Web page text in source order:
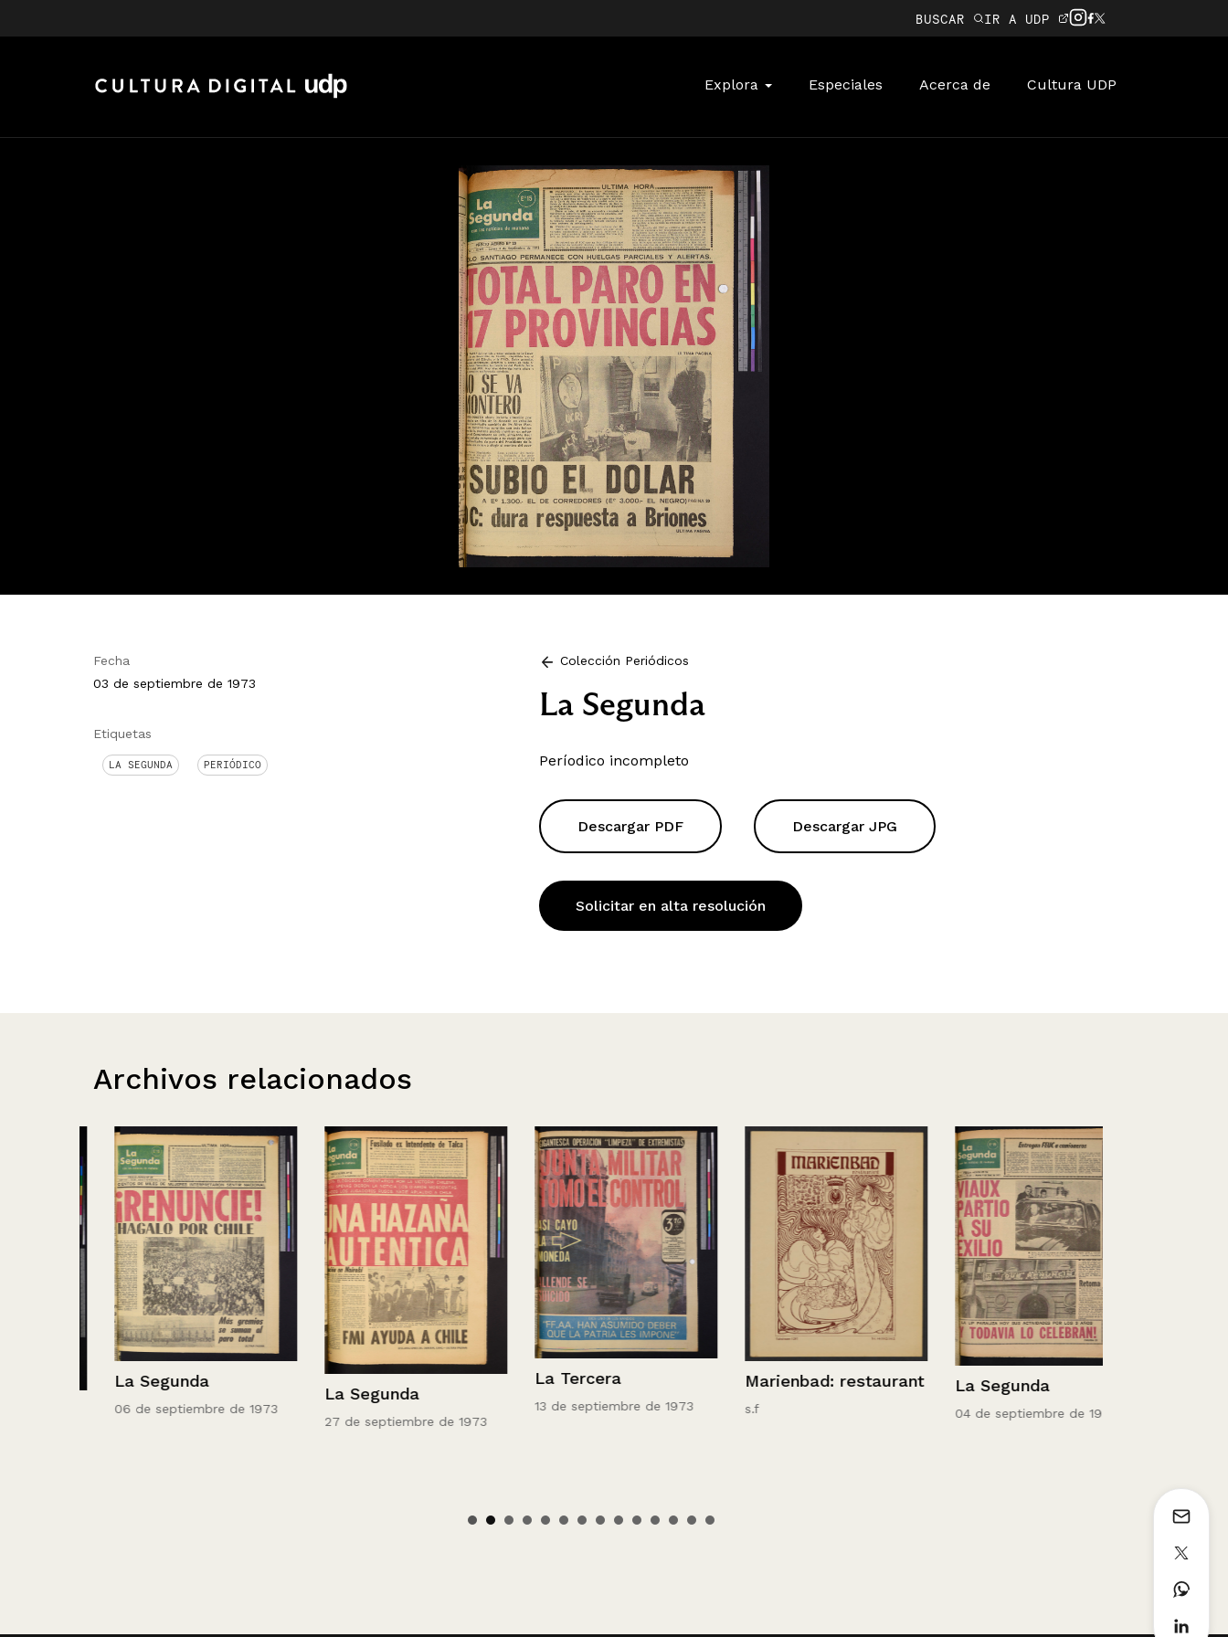
BUSCAR IR A UDP
Explora Especiales Acerca de Cultura UDP
Fecha
03 de septiembre de 1973
Etiquetas
LA SEGUNDA PERIÓDICO
Colección Periódicos
La Segunda
Períodico incompleto
Descargar PDF Descargar JPG
Solicitar en alta resolución
Archivos relacionados
La Segunda
06 de septiembre de 1973
La Segunda
27 de septiembre de 1973
La Tercera
13 de septiembre de 1973
Marienbad: restaurant La Segunda
04 de septiembre de 1973